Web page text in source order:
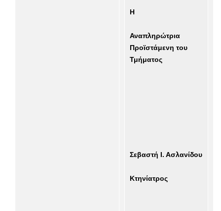
Η
Αναπληρώτρια
Προϊστάμενη του
Τμήματος
Σεβαστή Ι. Ασλανίδου
Κτηνίατρος